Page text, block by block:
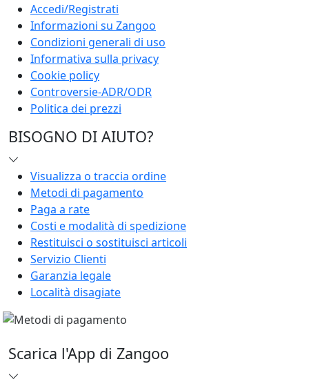
Accedi/Registrati
Informazioni su Zangoo
Condizioni generali di uso
Informativa sulla privacy
Cookie policy
Controversie-ADR/ODR
Politica dei prezzi
BISOGNO DI AIUTO?
Visualizza o traccia ordine
Metodi di pagamento
Paga a rate
Costi e modalità di spedizione
Restituisci o sostituisci articoli
Servizio Clienti
Garanzia legale
Località disagiate
Scarica l'App di Zangoo